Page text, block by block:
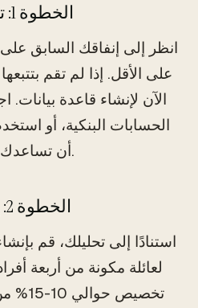
الخطوة 1: تحليل الإنفاق السابق
انظر إلى إنفاقك السابق على
على الأقل. إذا لم تقم
الآن لإنشاء قاعدة
الحسابات البنكية، أو
أن تساعدك في تجميع هذه البيانات.
الخطوة 2: إنشاء ميزانية شهرية
استنادًا إلى تحليلك، قم
لعائلة مكونة من أربعة
تخصيص